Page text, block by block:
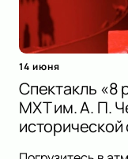
14 июня
Спектакль «8
МХТ им. А. П.